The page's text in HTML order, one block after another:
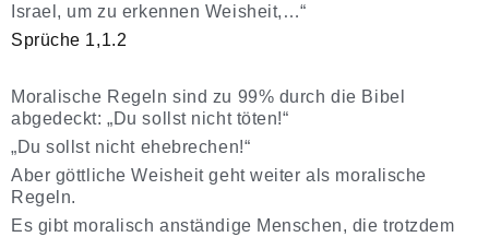
Israel, um zu erkennen Weisheit,…“
Sprüche 1,1.2
Moralische Regeln sind zu 99% durch die Bibel
abgedeckt: „Du sollst nicht töten!“
„Du sollst nicht ehebrechen!“
Aber göttliche Weisheit geht weiter als moralische
Regeln.
Es gibt moralisch anständige Menschen, die trotzdem